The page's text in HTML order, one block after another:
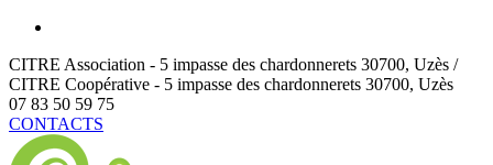
CITRE Association - 5 impasse des chardonnerets 30700, Uzès /
CITRE Coopérative - 5 impasse des chardonnerets 30700, Uzès
07 83 50 59 75
CONTACTS